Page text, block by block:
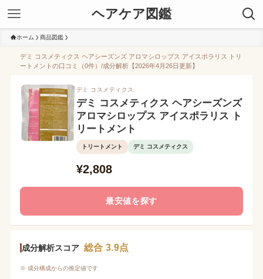
ヘアケア図鑑
ホーム 商品図鑑
デミ コスメティクス ヘアシーズンズ アロマシロップス アイスポラリス トリ
ートメントの口コミ（0件）/成分解析【2026年4月26日更新】
デミ コスメティクス
デミ コスメティクス ヘアシーズンズ
アロマシロップス アイスポラリス ト
リートメント
トリートメント デミ コスメティクス
¥2,808
最安値を探す
成分解析スコア 総合 3.9点
※ 成分構成からの推定値です